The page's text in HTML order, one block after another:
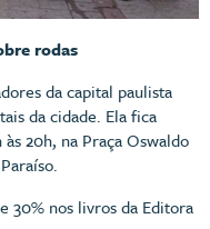
rodas
da capital paulista
da cidade. Ela fica
20h, na Praça Oswaldo
30% nos livros da Editora